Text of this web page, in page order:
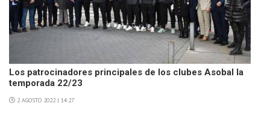
Los patrocinadores principales de los clubes Asobal la
temporada 22/23
2 AGOSTO 2022 | 14:27